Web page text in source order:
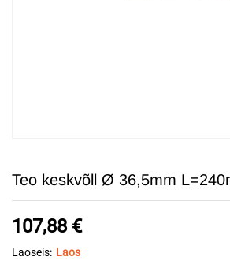
Teo keskvõll Ø 36,5mm
107,88 €
Laoseis: Laos